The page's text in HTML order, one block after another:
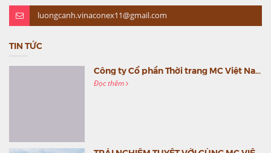
luongcanh.vinaconex11@gmail.com
TIN TỨC
Công ty Cổ phần Thời trang MC Việt Nam (MC Fashion) tổ chức Gala mừng sinh nhật lần thứ 9
Đọc thêm